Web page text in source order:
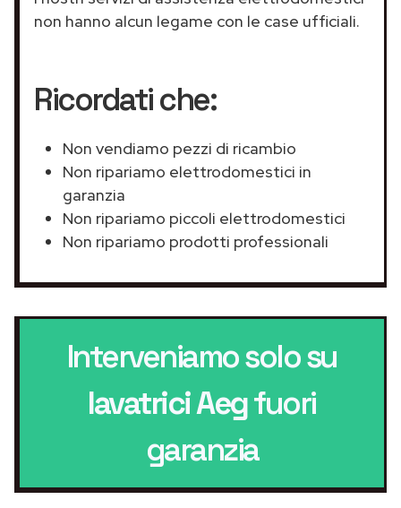
non hanno alcun legame con le case ufficiali.
Ricordati che:
Non vendiamo pezzi di ricambio
Non ripariamo elettrodomestici in
garanzia
Non ripariamo piccoli elettrodomestici
Non ripariamo prodotti professionali
Interveniamo solo su
lavatrici Aegfuori
garanzia